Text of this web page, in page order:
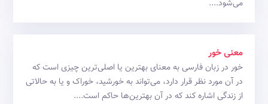
می‌شود....
معنی خور
خور در زبان فارسی به معنای بهترین یا اصلی‌ترین چیزی است که
در آن مورد نظر قرار دارد، می‌تواند به خورشید، خوراک و یا به حالاتی
از زندگی اشاره کند که در آن بهترین‌ها حاکم است....